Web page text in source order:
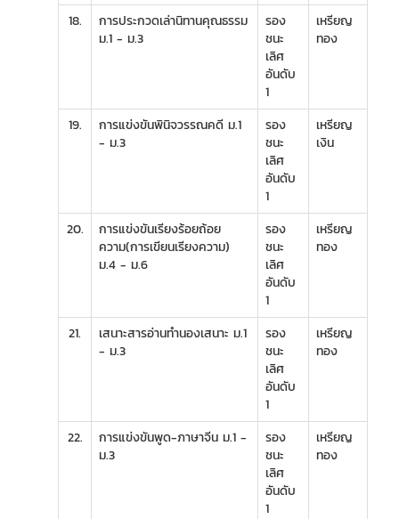
18.
การประกวดเล่านิทานคุณธรรม
ม.1 - ม.3
รอง
ชนะ
เลิศ
อันดับ
1
เหรียญ
ทอง
19.
การแข่งขันพินิจวรรณคดี ม.1
- ม.3
รอง
ชนะ
เลิศ
อันดับ
1
เหรียญ
เงิน
20.
การแข่งขันเรียงร้อยถ้อย
ความ(การเขียนเรียงความ)
ม.4 - ม.6
รอง
ชนะ
เลิศ
อันดับ
1
เหรียญ
ทอง
21.
เสนาะสารอ่านทำนองเสนาะ ม.1
- ม.3
รอง
ชนะ
เลิศ
อันดับ
1
เหรียญ
ทอง
22.
การแข่งขันพูด-ภาษาจีน ม.1 -
ม.3
รอง
ชนะ
เลิศ
อันดับ
1
เหรียญ
ทอง